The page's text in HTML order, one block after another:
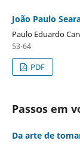
João Paulo
Paulo Eduardo
53-64
PDF
Passos em
Da arte de